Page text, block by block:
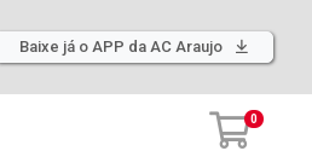
Baixe já o APP da AC Araujo
0